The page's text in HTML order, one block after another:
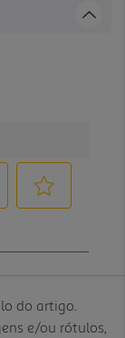
do artigo.
e/ou rótulos,